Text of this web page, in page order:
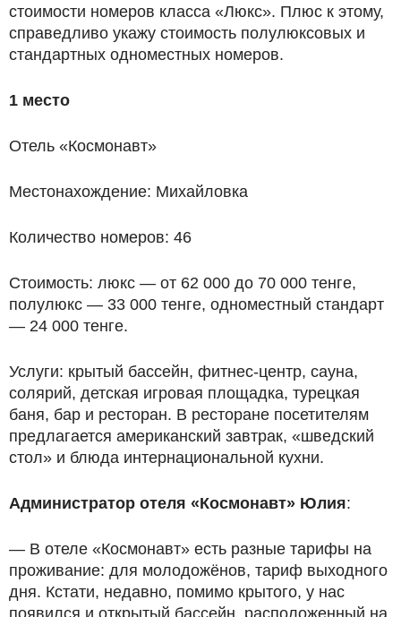
стоимости номеров класса «Люкс». Плюс к этому,
справедливо укажу стоимость полулюксовых и
стандартных одноместных номеров.
1 место
Отель «Космонавт»
Местонахождение: Михайловка
Количество номеров: 46
Стоимость: люкс — от 62 000 до 70 000 тенге,
полулюкс — 33 000 тенге, одноместный стандарт
— 24 000 тенге.
Услуги: крытый бассейн, фитнес-центр, сауна,
солярий, детская игровая площадка, турецкая
баня, бар и ресторан. В ресторане посетителям
предлагается американский завтрак, «шведский
стол» и блюда интернациональной кухни.
Администратор отеля «Космонавт» Юлия:
— В отеле «Космонавт» есть разные тарифы на
проживание: для молодожёнов, тариф выходного
дня. Кстати, недавно, помимо крытого, у нас
появился и открытый бассейн, расположенный на